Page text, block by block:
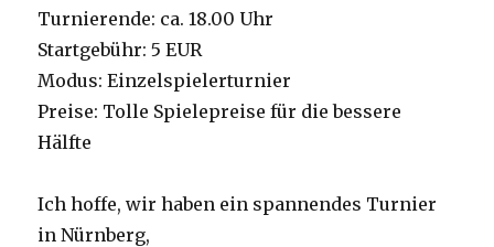
Turnierende: ca. 18.00 Uhr
Startgebühr: 5 EUR
Modus: Einzelspielerturnier
Preise: Tolle Spielepreise für die bessere
Hälfte
Ich hoffe, wir haben ein spannendes Turnier
in Nürnberg,